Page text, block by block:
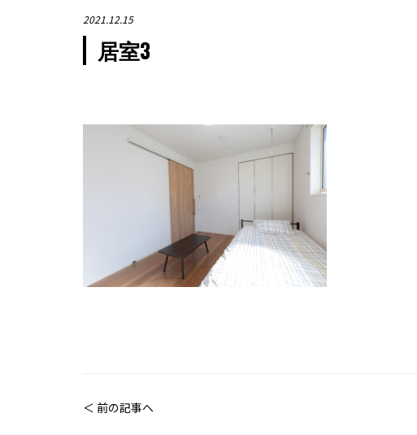
2021.12.15
居室3
＜ 前の記事へ